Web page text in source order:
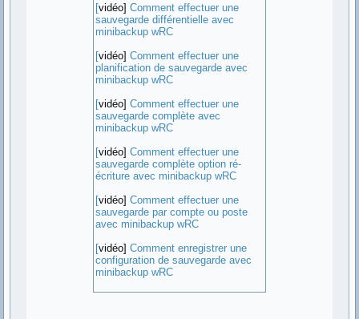
[vidéo] Comment effectuer une
sauvegarde différentielle avec
minibackup wRC
[vidéo] Comment effectuer une
planification de sauvegarde avec
minibackup wRC
[vidéo] Comment effectuer une
sauvegarde complète avec
minibackup wRC
[vidéo] Comment effectuer une
sauvegarde complète option ré-
écriture avec minibackup wRC
[vidéo] Comment effectuer une
sauvegarde par compte ou poste
avec minibackup wRC
[vidéo] Comment enregistrer une
configuration de sauvegarde avec
minibackup wRC